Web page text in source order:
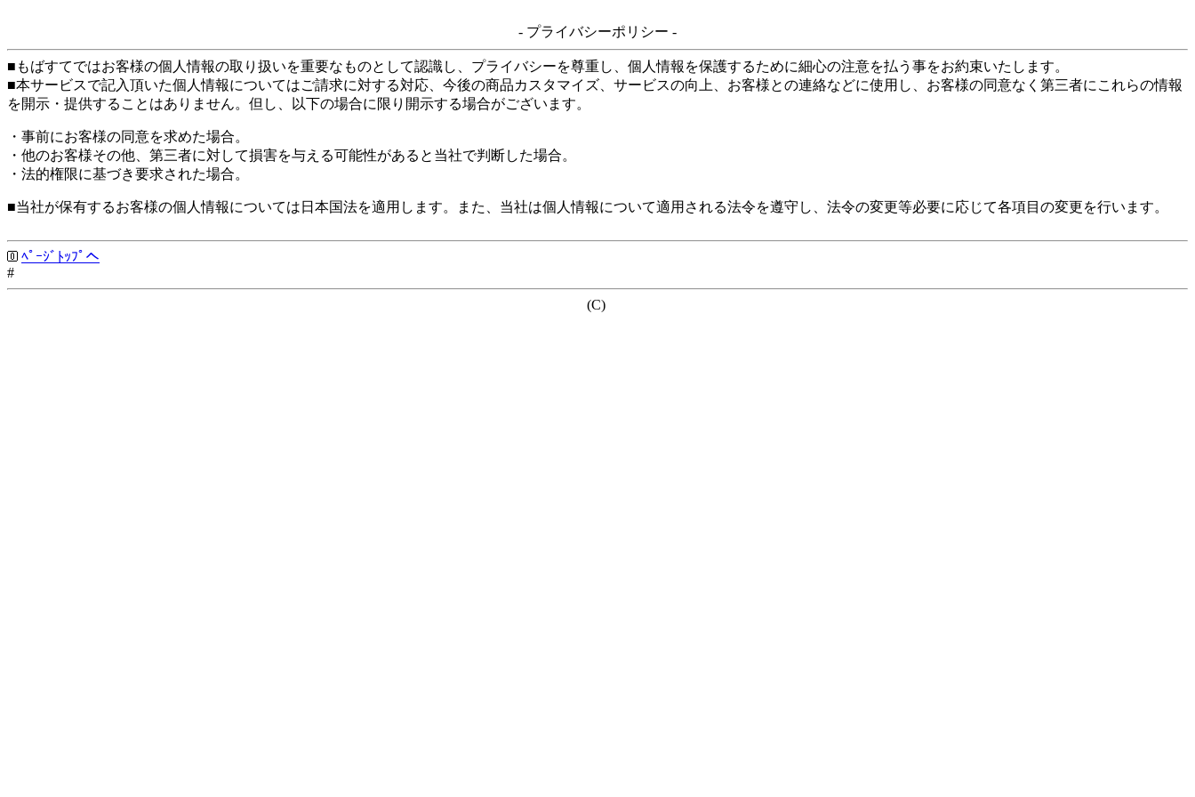
- プライバシーポリシー -
■もばすてではお客様の個人情報の取り扱いを重要なものとして認識し、プライバシーを尊重し、個人情報を保護するために細心の注意を払う事をお約束いたします。
■本サービスで記入頂いた個人情報についてはご請求に対する対応、今後の商品カスタマイズ、サービスの向上、お客様との連絡などに使用し、お客様の同意なく第三者にこれらの情報
を開示・提供することはありません。但し、以下の場合に限り開示する場合がございます。
・事前にお客様の同意を求めた場合。
・他のお客様その他、第三者に対して損害を与える可能性があると当社で判断した場合。
・法的権限に基づき要求された場合。
■当社が保有するお客様の個人情報については日本国法を適用します。また、当社は個人情報について適用される法令を遵守し、法令の変更等必要に応じて各項目の変更を行います。
ﾍﾟｰｼﾞﾄｯﾌﾟへ
#
(C)